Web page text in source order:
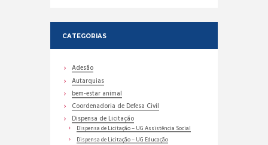
CATEGORIAS
Adesão
Autarquias
bem-estar animal
Coordenadoria de Defesa Civil
Dispensa de Licitação
Dispensa de Licitação – UG Assistência Social
Dispensa de Licitação – UG Educação